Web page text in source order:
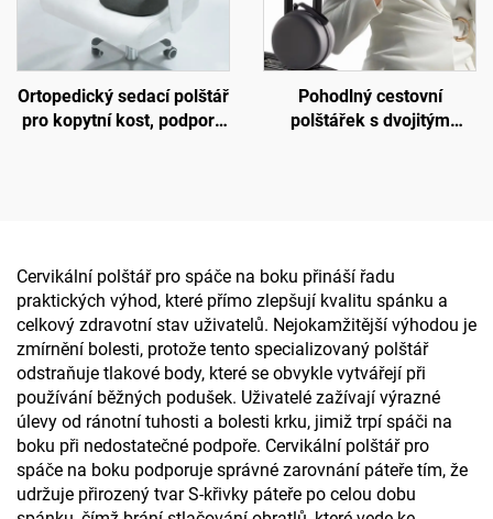
Ortopedický sedací polštář
pro kopytní kost, podpora
Pohodlný cestovní
polštářek s dvojitým
Cervikální polštář pro spáče na boku přináší řadu
praktických výhod, které přímo zlepšují kvalitu spánku a
celkový zdravotní stav uživatelů. Nejokamžitější výhodou je
zmírnění bolesti, protože tento specializovaný polštář
odstraňuje tlakové body, které se obvykle vytvářejí při
používání běžných podušek. Uživatelé zažívají výrazné
úlevy od ránotní tuhosti a bolesti krku, jimiž trpí spáči na
boku při nedostatečné podpoře. Cervikální polštář pro
spáče na boku podporuje správné zarovnání páteře tím, že
udržuje přirozený tvar S-křivky páteře po celou dobu